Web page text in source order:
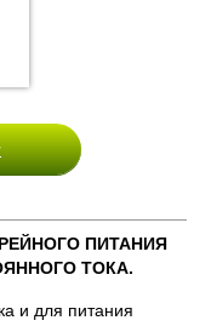
ПИТАНИЯ
ТОКА.
и для питания